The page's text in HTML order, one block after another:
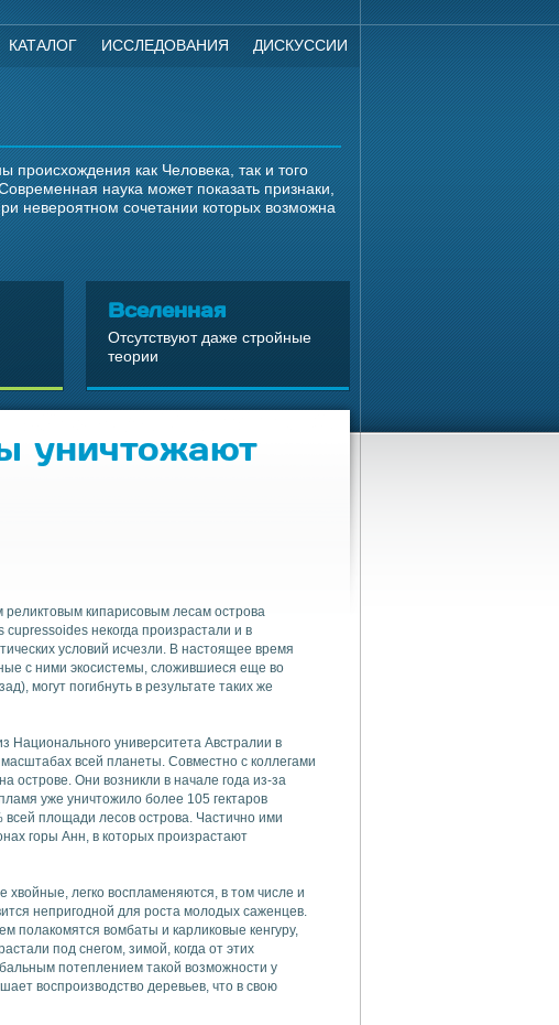
КАТАЛОГ ИССЛЕДОВАНИЯ ДИСКУССИИ
как Человека, так и того
наука может показать признаки,
невероятном сочетании которых возможна
Вселенная
Отсутствуют даже стройные
теории
уничтожают
кипарисовым лесам острова
некогда произрастали и в
условий исчезли. В настоящее время
с ними экосистемы, сложившиеся еще во
могут погибнуть в результате таких же
университета Австралии в
всей планеты. Совместно с коллегами
острове. Они возникли в начале года из-за
уже уничтожило более 105 гектаров
всей площади лесов острова. Частично ими
горы Анн, в которых произрастают
хвойные, легко воспламеняются, в том числе и
непригодной для роста молодых саженцев.
полакомятся вомбаты и карликовые кенгуру,
под снегом, зимой, когда от этих
потеплением такой возможности у
воспроизводство деревьев, что в свою